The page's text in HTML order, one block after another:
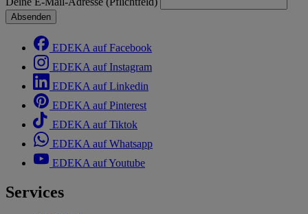
Absenden
EDEKA auf Facebook
EDEKA auf Instagram
EDEKA auf Linkedin
EDEKA auf Pinterest
EDEKA auf Tiktok
EDEKA auf Whatsapp
EDEKA auf Youtube
Services